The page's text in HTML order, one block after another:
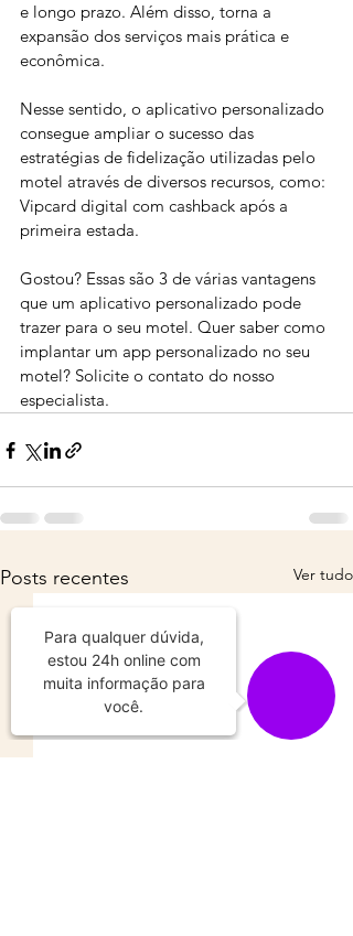
e longo prazo. Além disso, torna a
expansão dos serviços mais prática e
econômica.
Nesse sentido, o aplicativo personalizado
consegue ampliar o sucesso das
estratégias de fidelização utilizadas pelo
motel através de diversos recursos, como:
Vipcard digital com cashback após a
primeira estada.
Gostou? Essas são 3 de várias vantagens
que um aplicativo personalizado pode
trazer para o seu motel. Quer saber como
implantar um app personalizado no seu
motel? Solicite o contato do nosso
especialista.
Posts recentes Ver tudo